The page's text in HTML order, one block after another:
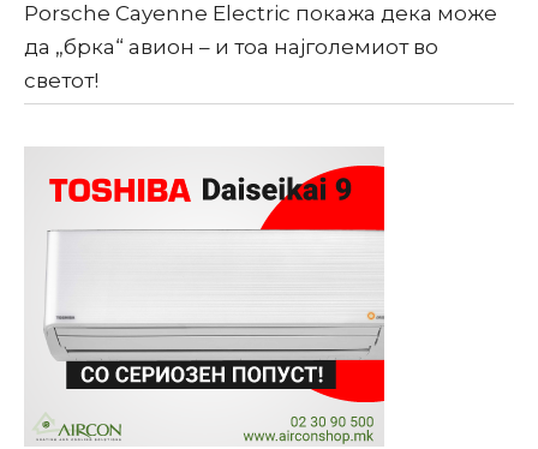
Porsche Cayenne Electric покажа дека може
да „брка“ авион – и тоа најголемиот во
светот!